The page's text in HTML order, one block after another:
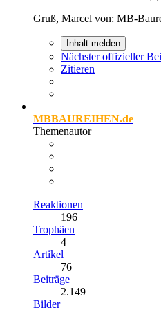
Gruß, Marcel von: MB-
Inhalt melden
Nächster offizieller
Zitieren
MBBAUREIHEN.de
Themenautor
Reaktionen
196
Trophäen
4
Artikel
76
Beiträge
2.149
Bilder